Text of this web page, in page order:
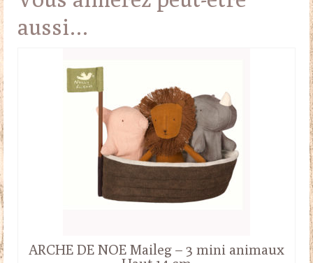
aussi…
ARCHE DE NOE Maileg – 3 mini animaux